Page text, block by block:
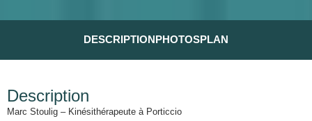
DESCRIPTIONPHOTOSPLAN
Description
Marc Stoulig – Kinésithérapeute à Porticcio